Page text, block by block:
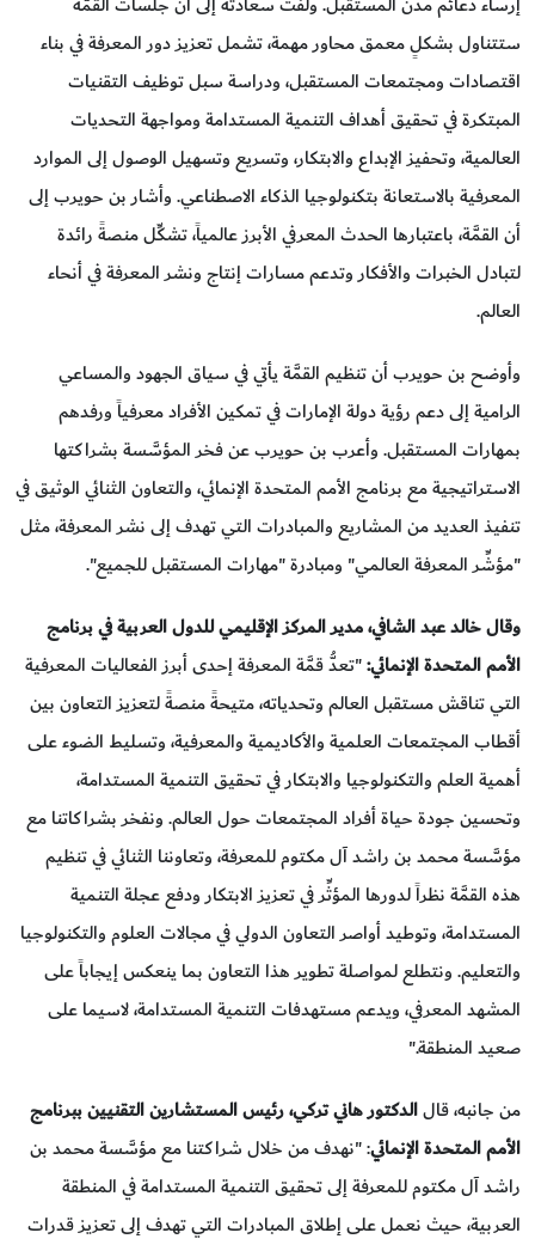
ستتناول بشكلٍ معمق محاور مهمة، تشمل تعزيز دور المعرفة في بناء
اقتصادات ومجتمعات المستقبل، ودراسة سبل توظيف التقنيات
المبتكرة في تحقيق أهداف التنمية المستدامة ومواجهة التحديات
العالمية، وتحفيز الإبداع والابتكار، وتسريع وتسهيل الوصول إلى الموارد
المعرفية بالاستعانة بتكنولوجيا الذكاء الاصطناعي. وأشار بن حويرب إلى
أن القمَّة، باعتبارها الحدث المعرفي الأبرز عالمياً، تشكِّل منصةً رائدة
لتبادل الخبرات والأفكار وتدعم مسارات إنتاج ونشر المعرفة في أنحاء
العالم.
وأوضح بن حويرب أن تنظيم القمَّة يأتي في سياق الجهود والمساعي
الرامية إلى دعم رؤية دولة الإمارات في تمكين الأفراد معرفياً ورفدهم
بمهارات المستقبل. وأعرب بن حويرب عن فخر المؤسَّسة بشراكتها
الاستراتيجية مع برنامج الأمم المتحدة الإنمائي، والتعاون الثنائي الوثيق في
تنفيذ العديد من المشاريع والمبادرات التي تهدف إلى نشر المعرفة، مثل
"مؤشِّر المعرفة العالمي" ومبادرة "مهارات المستقبل للجميع".
وقالخالد عبد الشافي، مدير المركز الإقليمي للدول العربية في برنامج
الأمم المتحدة الإنمائي:"تعدُّ قمَّة المعرفة إحدى أبرز الفعاليات المعرفية
التي تناقش مستقبل العالم وتحدياته، متيحةً منصةً لتعزيز التعاون بين
أقطاب المجتمعات العلمية والأكاديمية والمعرفية، وتسليط الضوء على
أهمية العلم والتكنولوجيا والابتكار في تحقيق التنمية المستدامة،
وتحسين جودة حياة أفراد المجتمعات حول العالم. ونفخر بشراكاتنا مع
مؤسَّسة محمد بن راشد آل مكتوم للمعرفة، وتعاوننا الثنائي في تنظيم
هذه القمَّة نظراً لدورها المؤثِّر في تعزيز الابتكار ودفع عجلة التنمية
المستدامة، وتوطيد أواصر التعاون الدولي في مجالات العلوم والتكنولوجيا
والتعليم. ونتطلع لمواصلة تطوير هذا التعاون بما ينعكس إيجاباً على
المشهد المعرفي، ويدعم مستهدفات التنمية المستدامة، لاسيما على
صعيد المنطقة."
من جانبه، قالالدكتور هاني تركي، رئيس المستشارين التقنيين ببرنامج
الأمم المتحدة الإنمائي: "نهدف من خلال شراكتنا مع مؤسَّسة محمد بن
راشد آل مكتوم للمعرفة إلى تحقيق التنمية المستدامة في المنطقة
العربية، حيث نعمل على إطلاق المبادرات التي تهدف إلى تعزيز قدرات